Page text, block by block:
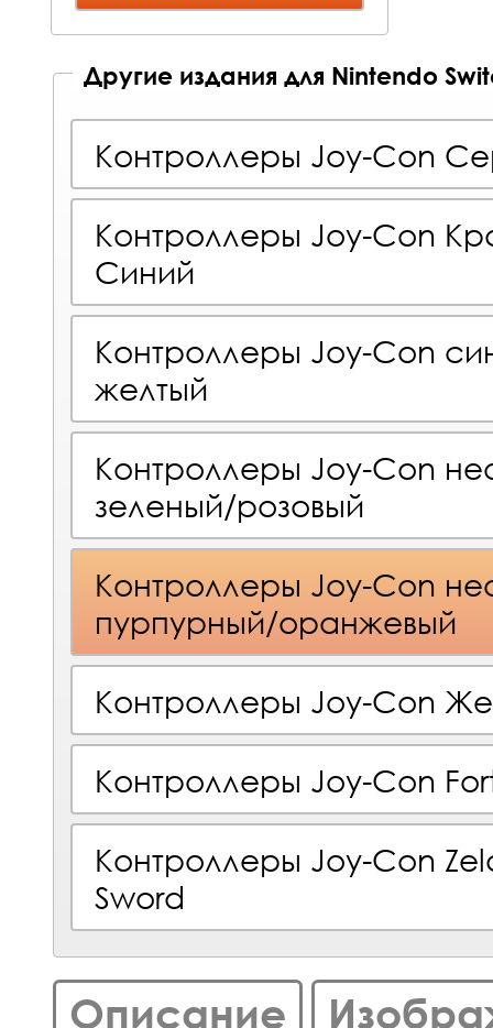
Другие издания для Nintendo
Контроллеры Joy-Con
Контроллеры Joy-Con
Синий
Контроллеры Joy-Con
желтый
Контроллеры Joy-Con
зеленый/розовый
Контроллеры Joy-Con
пурпурный/оранжевый
Контроллеры Joy-Con
Контроллеры Joy-Con
Контроллеры Joy-Con
Sword
Описание